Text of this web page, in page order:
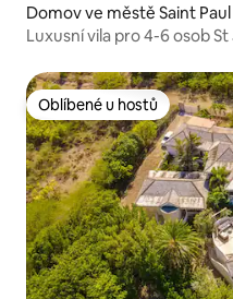
Domov ve městě Saint Paul
Luxusní vila pro 4-6 osob
Oblíbené u hostů
Oblíbené u hostů